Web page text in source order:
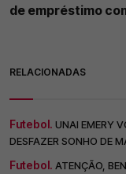
de empréstimo
RELACIONADAS
Futebol. UNAI EMERY
DESFAZER SONHO DE
Futebol. ATENÇÃO,